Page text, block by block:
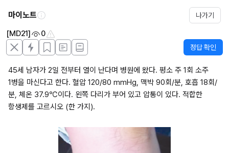
마이노트 나가기
[MD21] 0
정답 확인
45세 남자가 2일 전부터 열이 난다며 병원에 왔다. 평소 주 1회 소주
1병을 마신다고 한다. 혈압 120/80 mmHg, 맥박 90회/분, 호흡 18회/
분, 체온 37.9℃이다. 왼쪽 다리가 부어 있고 압통이 있다. 적합한
항생제를 고르시오 (한 가지).